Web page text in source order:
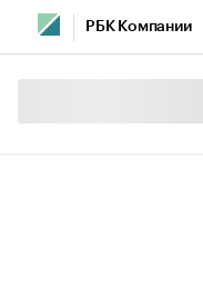
РБК Компании